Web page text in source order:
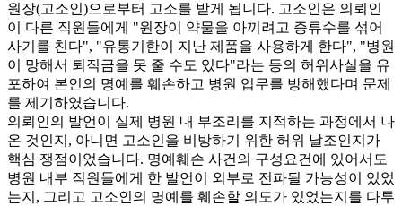
원장(고소인)으로부터 고소를 받게 됩니다. 고소인은 의뢰인
이 다른 직원들에게 "원장이 약물을 아끼려고 증류수를 섞어
사기를 친다", "유통기한이 지난 제품을 사용하게 한다", "병원
이 망해서 퇴직금을 못 줄 수도 있다"라는 등의 허위사실을 유
포하여 본인의 명예를 훼손하고 병원 업무를 방해했다며 문제
를 제기하였습니다.
의뢰인의 발언이 실제 병원 내 부조리를 지적하는 과정에서 나
온 것인지, 아니면 고소인을 비방하기 위한 허위 날조인지가
핵심 쟁점이었습니다. 명예훼손 사건의 구성요건에 있어서도
병원 내부 직원들에게 한 발언이 외부로 전파될 가능성이 있었
는지, 그리고 고소인의 명예를 훼손할 의도가 있었는지를 다투